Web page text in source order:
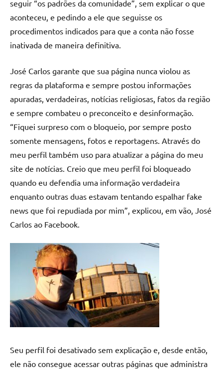
seguir “os padrões da comunidade”, sem explicar o que
aconteceu, e pedindo a ele que seguisse os
procedimentos indicados para que a conta não fosse
inativada de maneira definitiva.
José Carlos garante que sua página nunca violou as
regras da plataforma e sempre postou informações
apuradas, verdadeiras, notícias religiosas, fatos da região
e sempre combateu o preconceito e desinformação.
“Fiquei surpreso com o bloqueio, por sempre posto
somente mensagens, fotos e reportagens. Através do
meu perfil também uso para atualizar a página do meu
site de notícias. Creio que meu perfil foi bloqueado
quando eu defendia uma informação verdadeira
enquanto outras duas estavam tentando espalhar fake
news que foi repudiada por mim”, explicou, em vão, José
Carlos ao Facebook.
Seu perfil foi desativado sem explicação e, desde então,
ele não consegue acessar outras páginas que administra